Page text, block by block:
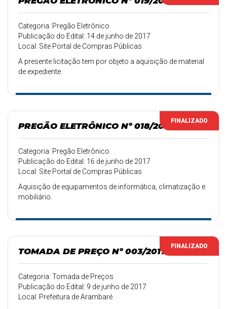
Categoria: Pregão Eletrônico
Publicação do Edital: 14 de junho de 2017
Local: Site Portal de Compras Públicas
A presente licitação tem por objeto a aquisição de material
de expediente.
FINALIZADO
PREGÃO ELETRÔNICO Nº 018/2017
Categoria: Pregão Eletrônico
Publicação do Edital: 16 de junho de 2017
Local: Site Portal de Compras Públicas
Aquisição de equipamentos de informática, climatização e
mobiliário.
FINALIZADO
TOMADA DE PREÇO Nº 003/2017
Categoria: Tomada de Preços
Publicação do Edital: 9 de junho de 2017
Local: Prefeitura de Arambaré.